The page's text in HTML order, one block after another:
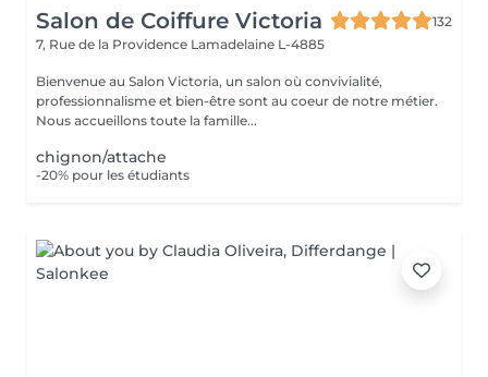
Salon de Coiffure Victoria
132
7, Rue de la Providence Lamadelaine L-4885
Bienvenue au Salon Victoria, un salon où convivialité,
professionnalisme et bien-être sont au coeur de notre métier.
Nous accueillons toute la famille...
chignon/attache
-20% pour les étudiants